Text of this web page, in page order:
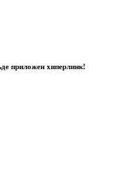
приложен хиперлинк!